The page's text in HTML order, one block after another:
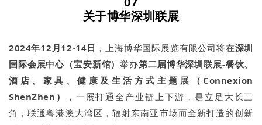
关于博华深圳联展
2024年12月12-14日 ，上海博华国际展览有限公司将在深圳
国际会展中心（宝安新馆）举办第二届博华深圳联展-餐饮、
酒店、家具、健康及生活方式主题展（Connexion
ShenZhen）， 一展打通全产业链上下游，是立足大长三
角，联通粤港澳大湾区，辐射东南亚市场而全新打造的创新